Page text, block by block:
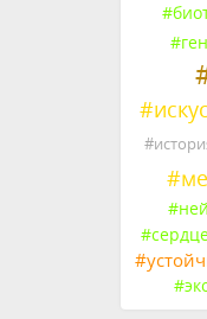
#
#
#
#
#
#
#
#
#